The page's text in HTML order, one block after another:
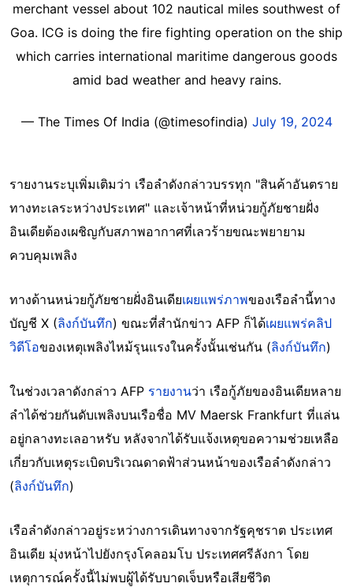
merchant vessel about 102 nautical miles southwest of
Goa. ICG is doing the fire fighting operation on the ship
which carries international maritime dangerous goods
amid bad weather and heavy rains.
— The Times Of India (@timesofindia) July 19, 2024
รายงานระบุเพิ่มเติมว่า เรือลำดังกล่าวบรรทุก "สินค้าอันตราย
ทางทะเลระหว่างประเทศ" และเจ้าหน้าที่หน่วยกู้ภัยชายฝั่ง
อินเดียต้องเผชิญกับสภาพอากาศที่เลวร้ายขณะพยายาม
ควบคุมเพลิง
ทางด้านหน่วยกู้ภัยชายฝั่งอินเดียเผยแพร่ภาพของเรือลำนี้ทาง
บัญชี X (ลิงก์บันทึก) ขณะที่สำนักข่าว AFP ก็ได้เผยแพร่คลิป
วิดีโอของเหตุเพลิงไหม้รุนแรงในครั้งนั้นเช่นกัน (ลิงก์บันทึก)
ในช่วงเวลาดังกล่าว AFP รายงานว่า เรือกู้ภัยของอินเดียหลาย
ลำได้ช่วยกันดับเพลิงบนเรือชื่อ MV Maersk Frankfurt ที่แล่น
อยู่กลางทะเลอาหรับ หลังจากได้รับแจ้งเหตุขอความช่วยเหลือ
เกี่ยวกับเหตุระเบิดบริเวณดาดฟ้าส่วนหน้าของเรือลำดังกล่าว
(ลิงก์บันทึก)
เรือลำดังกล่าวอยู่ระหว่างการเดินทางจากรัฐคุชราต ประเทศ
อินเดีย มุ่งหน้าไปยังกรุงโคลอมโบ ประเทศศรีลังกา โดย
เหตุการณ์ครั้งนี้ไม่พบผู้ได้รับบาดเจ็บหรือเสียชีวิต